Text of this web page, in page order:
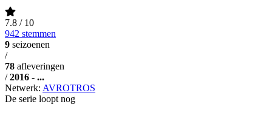
7.8 / 10
942 stemmen
9 seizoenen
/
78 afleveringen
/ 2016 - ...
Netwerk: AVROTROS
De serie loopt nog